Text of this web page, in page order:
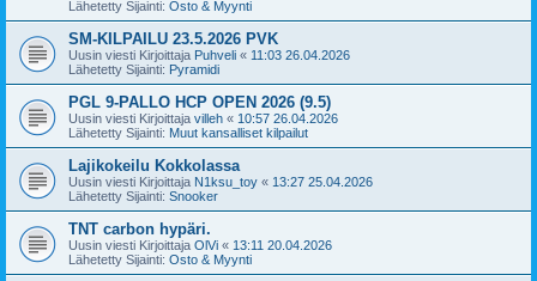
Lähetetty Sijainti: Osto & Myynti
SM-KILPAILU 23.5.2026 PVK
Uusin viesti Kirjoittaja Puhveli « 11:03 26.04.2026
Lähetetty Sijainti: Pyramidi
PGL 9-PALLO HCP OPEN 2026 (9.5)
Uusin viesti Kirjoittaja villeh « 10:57 26.04.2026
Lähetetty Sijainti: Muut kansalliset kilpailut
Lajikokeilu Kokkolassa
Uusin viesti Kirjoittaja N1ksu_toy « 13:27 25.04.2026
Lähetetty Sijainti: Snooker
TNT carbon hypäri.
Uusin viesti Kirjoittaja OlVi « 13:11 20.04.2026
Lähetetty Sijainti: Osto & Myynti